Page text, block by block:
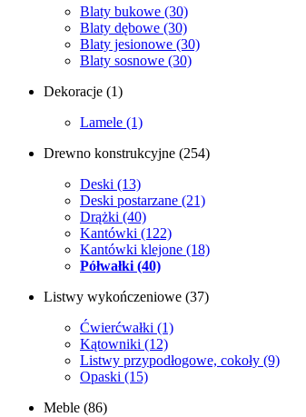
Blaty bukowe (30)
Blaty dębowe (30)
Blaty jesionowe (30)
Blaty sosnowe (30)
Dekoracje (1)
Lamele (1)
Drewno konstrukcyjne (254)
Deski (13)
Deski postarzane (21)
Drążki (40)
Kantówki (122)
Kantówki klejone (18)
Półwałki (40)
Listwy wykończeniowe (37)
Ćwierćwałki (1)
Kątowniki (12)
Listwy przypodłogowe, cokoły (9)
Opaski (15)
Meble (86)